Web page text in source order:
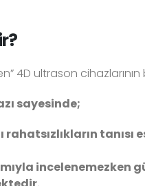
4D ultrason
sayesinde;
incelenemezken